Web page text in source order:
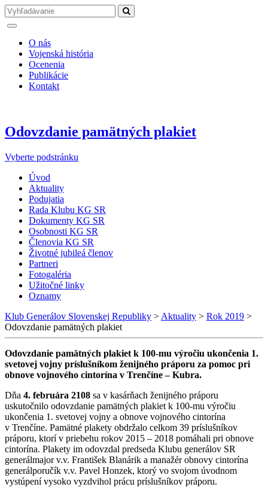
O nás
Vojenská história
Ocenenia
Publikácie
Kontakt
Odovzdanie pamätných plakiet
Vyberte podstránku
Úvod
Aktuality
Podujatia
Rada Klubu KG SR
Dokumenty KG SR
Osobnosti KG SR
Členovia KG SR
Životné jubileá členov
Partneri
Fotogaléria
Užitočné linky
Oznamy
Klub Generálov Slovenskej Republiky > Aktuality > Rok 2019 >
Odovzdanie pamätných plakiet
Odovzdanie pamätných plakiet k 100-mu výročiu ukončenia 1.
svetovej vojny príslušníkom ženijného práporu za pomoc pri
obnove vojnového cintorína v Trenčíne – Kubra.
Dňa 4. februára 2108 sa v kasárňach ženijného práporu
uskutočnilo odovzdanie pamätných plakiet k 100-mu výročiu
ukončenia 1. svetovej vojny a obnove vojnového cintorína
v Trenčíne. Pamätné plakety obdržalo celkom 39 príslušníkov
práporu, ktorí v priebehu rokov 2015 – 2018 pomáhali pri obnove
cintorína. Plakety im odovzdal predseda Klubu generálov SR
generálmajor v.v. František Blanárik a manažér obnovy cintorína
generálporučík v.v. Pavel Honzek, ktorý vo svojom úvodnom
vystúpení vysoko vyzdvihol prácu príslušníkov práporu.